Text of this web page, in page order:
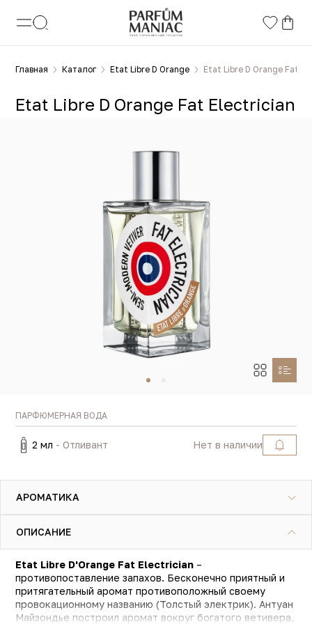
Главная Каталог Etat Libre D Orange Etat Libre D Orange Fat
Etat Libre D Orange Fat Electrician
ПАРФЮМЕРНАЯ ВОДА
2 мл - Отливант Нет в наличии
АРОМАТИКА
ОПИСАНИЕ
Etat Libre D'Orange Fat Electrician –
противопоставление запахов. Бесконечно приятный и
притягательный аромат противоположный своему
провокационному названию (Толстый электрик). Антуан
Майзондье построил аромат вокруг богатого ветивера,